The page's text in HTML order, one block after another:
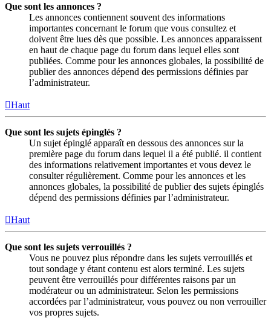
Que sont les annonces ?
Les annonces contiennent souvent des informations
importantes concernant le forum que vous consultez et
doivent être lues dès que possible. Les annonces apparaissent
en haut de chaque page du forum dans lequel elles sont
publiées. Comme pour les annonces globales, la possibilité de
publier des annonces dépend des permissions définies par
l’administrateur.
Haut
Que sont les sujets épinglés ?
Un sujet épinglé apparaît en dessous des annonces sur la
première page du forum dans lequel il a été publié. il contient
des informations relativement importantes et vous devez le
consulter régulièrement. Comme pour les annonces et les
annonces globales, la possibilité de publier des sujets épinglés
dépend des permissions définies par l’administrateur.
Haut
Que sont les sujets verrouillés ?
Vous ne pouvez plus répondre dans les sujets verrouillés et
tout sondage y étant contenu est alors terminé. Les sujets
peuvent être verrouillés pour différentes raisons par un
modérateur ou un administrateur. Selon les permissions
accordées par l’administrateur, vous pouvez ou non verrouiller
vos propres sujets.